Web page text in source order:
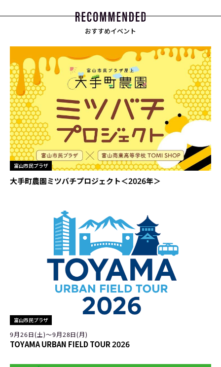
おすすめイベント
富山市民プラザ
大手町農園ミツバチプロジェクト＜2026年＞
富山市民プラザ
9月26日(土)〜9月28日(月)
TOYAMA URBAN FIELD TOUR 2026